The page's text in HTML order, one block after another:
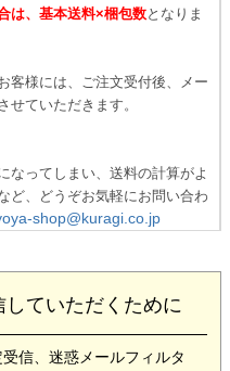
は、基本送料×梱包数となりま
客様には、ご注文受付後、メー
せていただきます。
なってしまい、送料の計算がよ
ど、どうぞお気軽にお問い合わ
shop@kuragi.co.jp
ていただくために
信、迷惑メールフィルタ